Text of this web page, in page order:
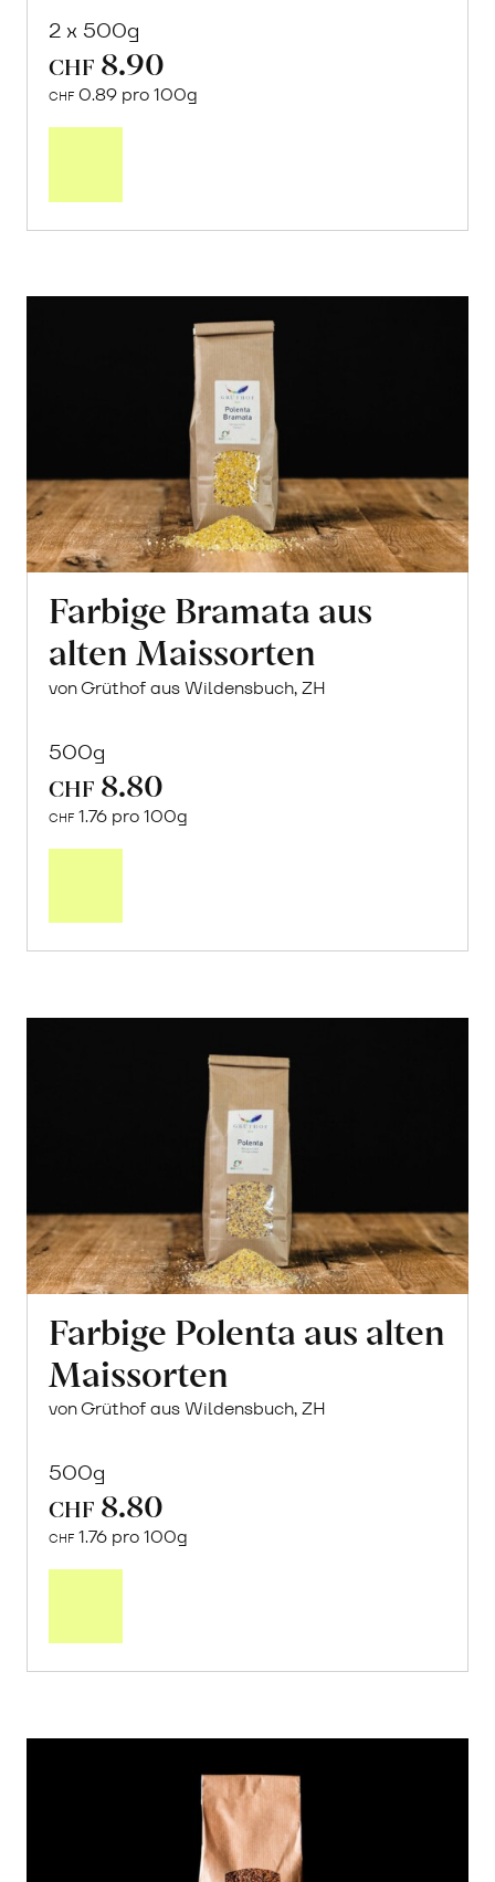
2 x 500g
CHF 8.90
CHF 0.89 pro 100g
Farbige Bramata aus
alten Maissorten
von Grüthof aus Wildensbuch, ZH
500g
CHF 8.80
CHF 1.76 pro 100g
Farbige Polenta aus alten
Maissorten
von Grüthof aus Wildensbuch, ZH
500g
CHF 8.80
CHF 1.76 pro 100g